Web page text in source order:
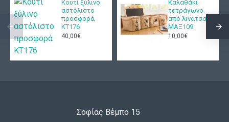
Κουτί ξύλινο
αστόλιστο
προσφορά
ΚΤ176
40,00€
Καλαθάκι
τετράγωνο
από λινάτσα
ΜΑΞ109
10,00€
Σοφίας Βέμπο 15